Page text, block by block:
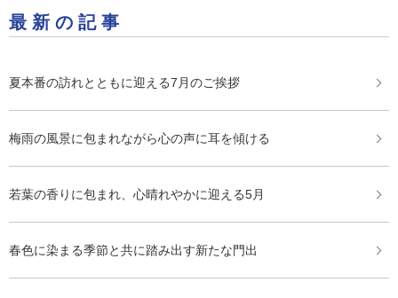
最新の記事
夏本番の訪れとともに迎える7月のご挨拶
梅雨の風景に包まれながら心の声に耳を傾ける
若葉の香りに包まれ、心晴れやかに迎える5月
春色に染まる季節と共に踏み出す新たな門出